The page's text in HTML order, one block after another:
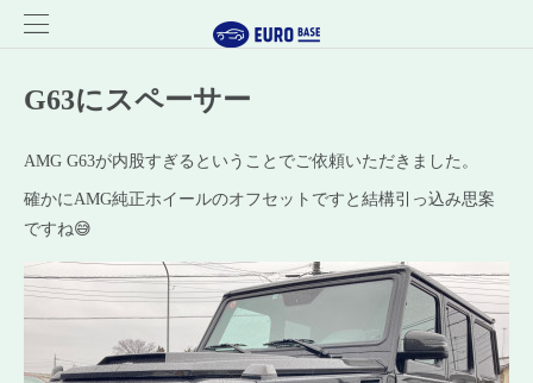
G63にスペーサー
AMG G63が内股すぎるということでご依頼いただきました。
確かにAMG純正ホイールのオフセットですと結構引っ込み思案
ですね😅